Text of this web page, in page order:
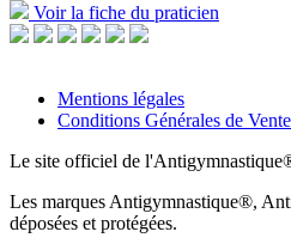
Voir la fiche du praticien
Mentions légales
Conditions Générales de
Le site officiel de
Les marques Antigymnastique®,
déposées et protégées.